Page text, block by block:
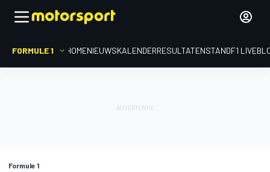
FORMULE 1 HOMENIEUWSKALENDERRESULTATENSTANDF1
Formule 1